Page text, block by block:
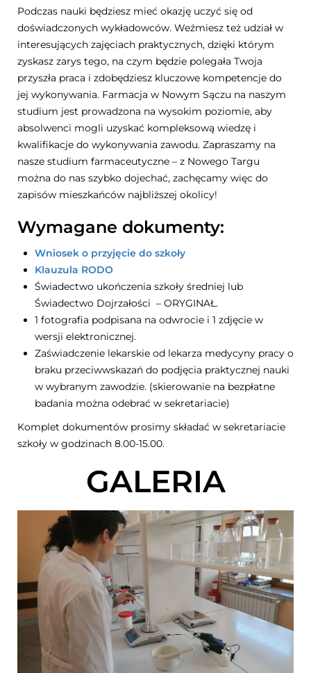
Podczas nauki będziesz mieć okazję uczyć się od
doświadczonych wykładowców. Weźmiesz też udział w
interesujących zajęciach praktycznych, dzięki którym
zyskasz zarys tego, na czym będzie polegała Twoja
przyszła praca i zdobędziesz kluczowe kompetencje do
jej wykonywania. Farmacja w Nowym Sączu na naszym
studium jest prowadzona na wysokim poziomie, aby
absolwenci mogli uzyskać kompleksową wiedzę i
kwalifikacje do wykonywania zawodu. Zapraszamy na
nasze studium farmaceutyczne – z Nowego Targu
można do nas szybko dojechać, zachęcamy więc do
zapisów mieszkańców najbliższej okolicy!
Wymagane dokumenty:
Wniosek o przyjęcie do szkoły
Klauzula RODO
Świadectwo ukończenia szkoły średniej lub
Świadectwo Dojrzałości – ORYGINAŁ.
1 fotografia podpisana na odwrocie i 1 zdjęcie w
wersji elektronicznej.
Zaświadczenie lekarskie od lekarza medycyny pracy o
braku przeciwwskazań do podjęcia praktycznej nauki
w wybranym zawodzie. (skierowanie na bezpłatne
badania można odebrać w sekretariacie)
Komplet dokumentów prosimy składać w sekretariacie
szkoły w godzinach 8.00-15.00.
GALERIA